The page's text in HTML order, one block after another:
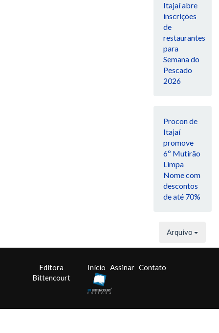
Itajaí abre
inscrições
de
restaurantes
para
Semana do
Pescado
2026
Procon de
Itajaí
promove
6º Mutirão
Limpa
Nome com
descontos
de até 70%
Arquivo
Editora
Bittencourt
Início Assinar Contato